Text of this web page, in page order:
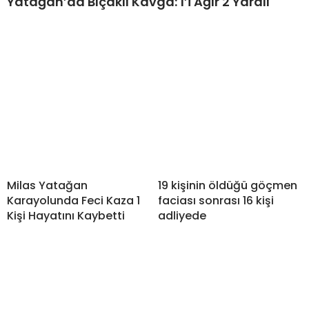
Milas Yatağan
Karayolunda Feci Kaza 1
Kişi Hayatını Kaybetti
19 kişinin öldüğü göçmen
faciası sonrası 16 kişi
adliyede